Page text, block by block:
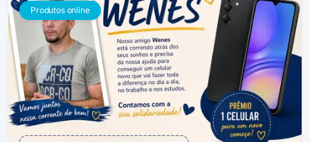
Produtos online